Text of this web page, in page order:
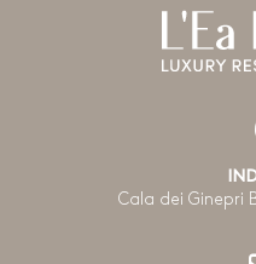
Cala dei Ginepri